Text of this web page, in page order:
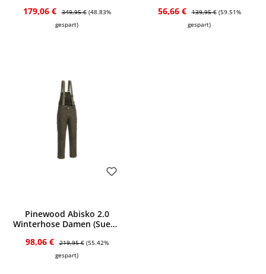
Verkaufspreis:
179,06 € Regulärer Preis:
349,95 € (48.83%
gespart)
Verkaufspreis:
56,66 € Regulärer Preis:
139,95 € (59.51%
gespart)
Pinewood Abisko 2.0
Winterhose Damen (Suede
Verkaufspreis:
98,06 € Regulärer Preis:
219,95 € (55.42%
gespart)